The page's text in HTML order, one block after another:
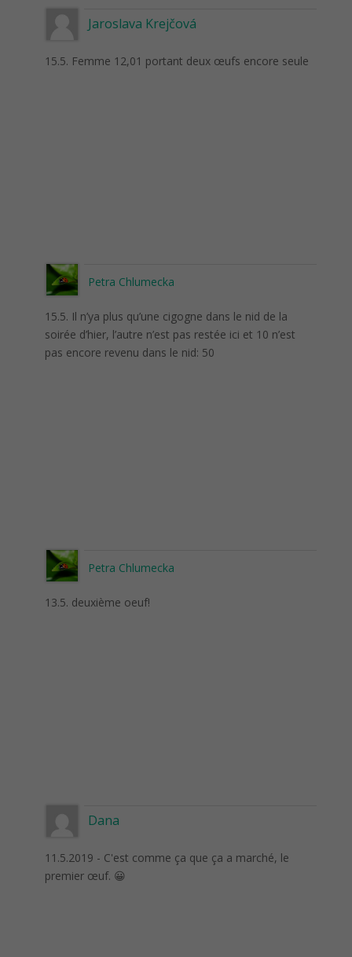
Jaroslava Krejčová
15.5. Femme 12,01 portant deux œufs encore seule
Petra Chlumecka
15.5. Il n’ya plus qu’une cigogne dans le nid de la
soirée d’hier, l’autre n’est pas restée ici et 10 n’est
pas encore revenu dans le nid: 50
Petra Chlumecka
13.5. deuxième oeuf!
Dana
11.5.2019 - C'est comme ça que ça a marché, le
premier œuf. 😀